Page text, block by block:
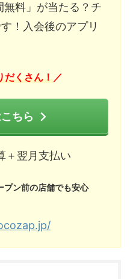
料」が当たる？チ
！入会後のアプリ
だくさん！ ／
ちら
＋翌月支払い
プン前の店舗でも安心